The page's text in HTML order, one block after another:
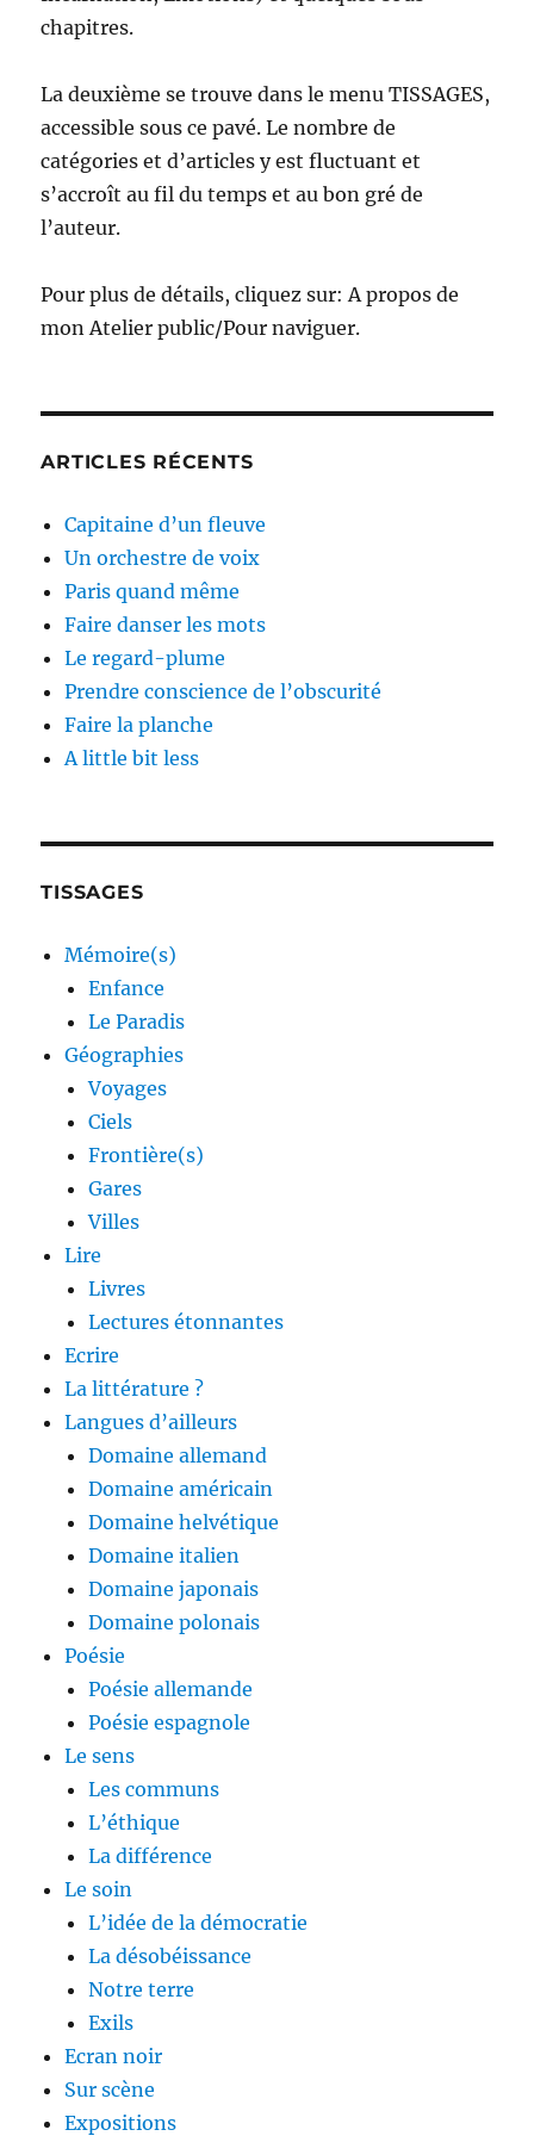
chapitres.
La deuxième se trouve dans le menu TISSAGES,
accessible sous ce pavé. Le nombre de
catégories et d’articles y est fluctuant et
s’accroît au fil du temps et au bon gré de
l’auteur.
Pour plus de détails, cliquez sur: A propos de
mon Atelier public/Pour naviguer.
ARTICLES RÉCENTS
Capitaine d’un fleuve
Un orchestre de voix
Paris quand même
Faire danser les mots
Le regard-plume
Prendre conscience de l’obscurité
Faire la planche
A little bit less
TISSAGES
Mémoire(s)
Enfance
Le Paradis
Géographies
Voyages
Ciels
Frontière(s)
Gares
Villes
Lire
Livres
Lectures étonnantes
Ecrire
La littérature ?
Langues d’ailleurs
Domaine allemand
Domaine américain
Domaine helvétique
Domaine italien
Domaine japonais
Domaine polonais
Poésie
Poésie allemande
Poésie espagnole
Le sens
Les communs
L’éthique
La différence
Le soin
L’idée de la démocratie
La désobéissance
Notre terre
Exils
Ecran noir
Sur scène
Expositions